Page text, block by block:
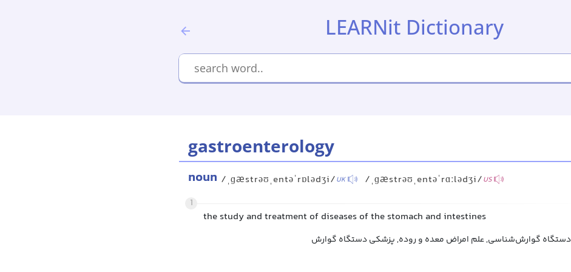
LEARNit Dictionary
gastroenterology
noun /ˌɡæstrəʊˌentəˈrɒlədʒi/UK /ˌɡæstrəʊˌentəˈrɑːlədʒi/US
1
the study and treatment of diseases of the stomach and intestines
گوارش‌شناسی, علم امراض معده و روده, پزشکی دستگاه گوارش